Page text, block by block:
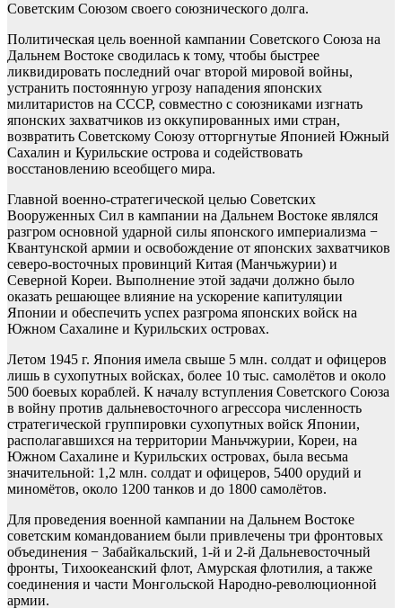
Советским Союзом своего союзнического долга.
Политическая цель военной кампании Советского Союза на
Дальнем Востоке сводилась к тому, чтобы быстрее
ликвидировать последний очаг второй мировой войны,
устранить постоянную угрозу нападения японских
милитаристов на СССР, совместно с союзниками изгнать
японских захватчиков из оккупированных ими стран,
возвратить Советскому Союзу отторгнутые Японией Южный
Сахалин и Курильские острова и содействовать
восстановлению всеобщего мира.
Главной военно-стратегической целью Советских
Вооруженных Сил в кампании на Дальнем Востоке являлся
разгром основной ударной силы японского империализма −
Квантунской армии и освобождение от японских захватчиков
северо-восточных провинций Китая (Манчьжурии) и
Северной Кореи. Выполнение этой задачи должно было
оказать решающее влияние на ускорение капитуляции
Японии и обеспечить успех разгрома японских войск на
Южном Сахалине и Курильских островах.
Летом 1945 г. Япония имела свыше 5 млн. солдат и офицеров
лишь в сухопутных войсках, более 10 тыс. самолётов и около
500 боевых кораблей. К началу вступления Советского Союза
в войну против дальневосточного агрессора численность
стратегической группировки сухопутных войск Японии,
располагавшихся на территории Маньчжурии, Кореи, на
Южном Сахалине и Курильских островах, была весьма
значительной: 1,2 млн. солдат и офицеров, 5400 орудий и
миномётов, около 1200 танков и до 1800 самолётов.
Для проведения военной кампании на Дальнем Востоке
советским командованием были привлечены три фронтовых
объединения − Забайкальский, 1-й и 2-й Дальневосточный
фронты, Тихоокеанский флот, Амурская флотилия, а также
соединения и части Монгольской Народно-революционной
армии.